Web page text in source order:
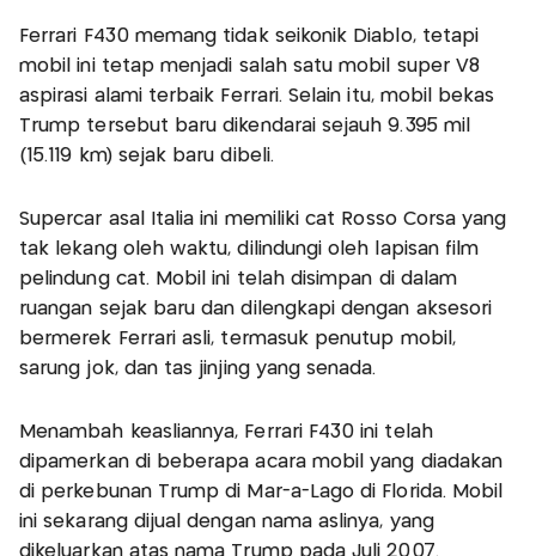
Ferrari F430 memang tidak seikonik Diablo, tetapi
mobil ini tetap menjadi salah satu mobil super V8
aspirasi alami terbaik Ferrari. Selain itu, mobil bekas
Trump tersebut baru dikendarai sejauh 9.395 mil
(15.119 km) sejak baru dibeli.
Supercar asal Italia ini memiliki cat Rosso Corsa yang
tak lekang oleh waktu, dilindungi oleh lapisan film
pelindung cat. Mobil ini telah disimpan di dalam
ruangan sejak baru dan dilengkapi dengan aksesori
bermerek Ferrari asli, termasuk penutup mobil,
sarung jok, dan tas jinjing yang senada.
Menambah keasliannya, Ferrari F430 ini telah
dipamerkan di beberapa acara mobil yang diadakan
di perkebunan Trump di Mar-a-Lago di Florida. Mobil
ini sekarang dijual dengan nama aslinya, yang
dikeluarkan atas nama Trump pada Juli 2007.